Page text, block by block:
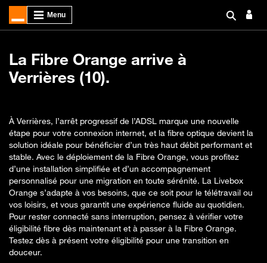
La Fibre Orange arrive à
Verrières (10).
À Verrières, l’arrêt progressif de l’ADSL marque une nouvelle
étape pour votre connexion internet, et la fibre optique devient la
solution idéale pour bénéficier d’un très haut débit performant et
stable. Avec le déploiement de la Fibre Orange, vous profitez
d’une installation simplifiée et d’un accompagnement
personnalisé pour une migration en toute sérénité. La Livebox
Orange s’adapte à vos besoins, que ce soit pour le télétravail ou
vos loisirs, et vous garantit une expérience fluide au quotidien.
Pour rester connecté sans interruption, pensez à vérifier votre
éligibilité fibre dès maintenant et à passer à la Fibre Orange.
Testez dès à présent votre éligibilité pour une transition en
douceur.